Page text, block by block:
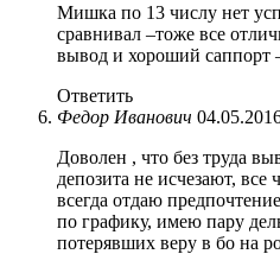
Мишка по 13 числу нет
сравнивал –тоже все
вывод и хороший саппорт
Ответить
Федор Иванович
Доволен , что без труда
депозита не исчезают,
всегда отдаю
по графику, имею пару
потерявших веру в бо на